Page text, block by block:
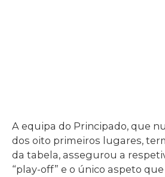
A equipa do Principado, que
dos oito primeiros lugares,
da tabela, assegurou a
“play-off” e o único aspeto